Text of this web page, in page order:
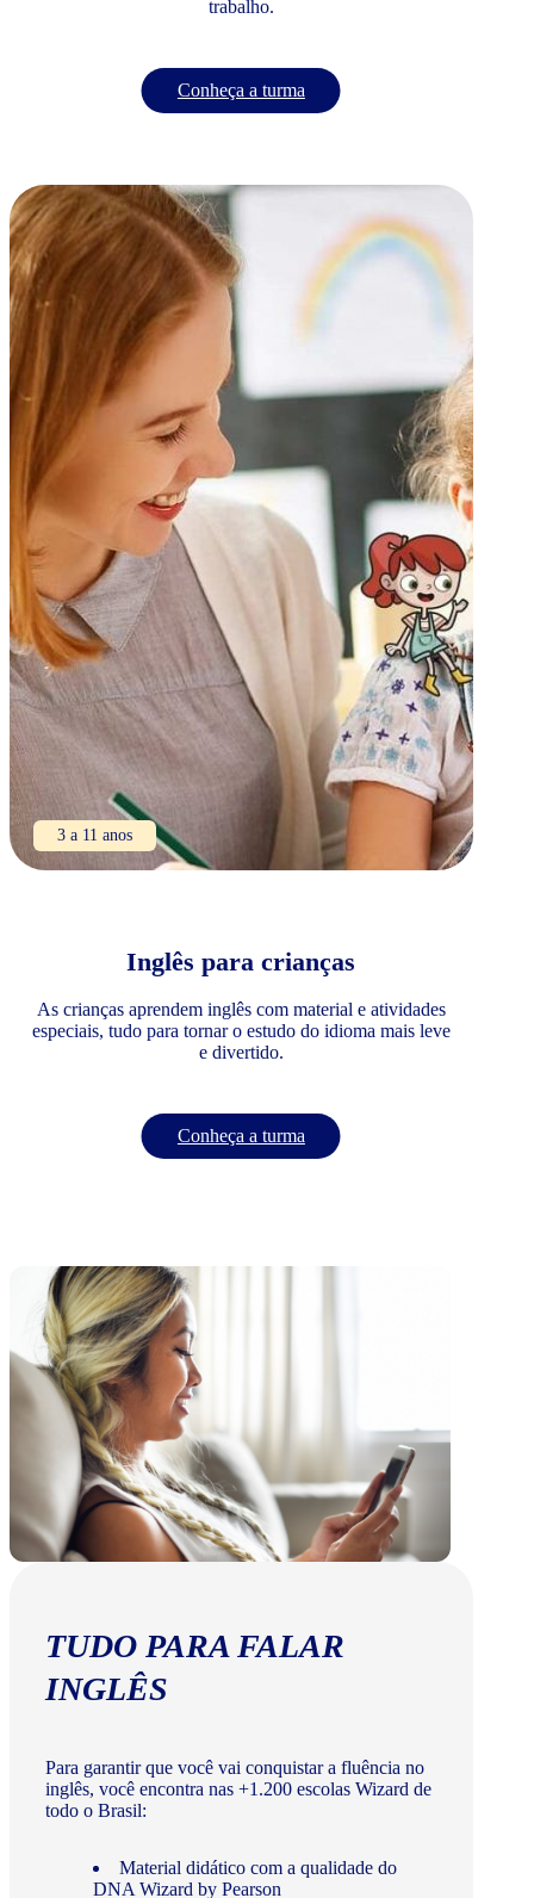
trabalho.
Conheça a turma
3 a 11 anos
Inglês para crianças
As crianças aprendem inglês com material e atividades
especiais, tudo para tornar o estudo do idioma mais leve
e divertido.
Conheça a turma
TUDO PARA FALAR
INGLÊS
Para garantir que você vai conquistar a fluência no
inglês, você encontra nas +1.200 escolas Wizard de
todo o Brasil:
Material didático com a qualidade do
DNA Wizard by Pearson